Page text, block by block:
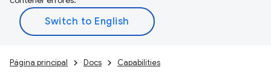
Página principal Docs Capabilities